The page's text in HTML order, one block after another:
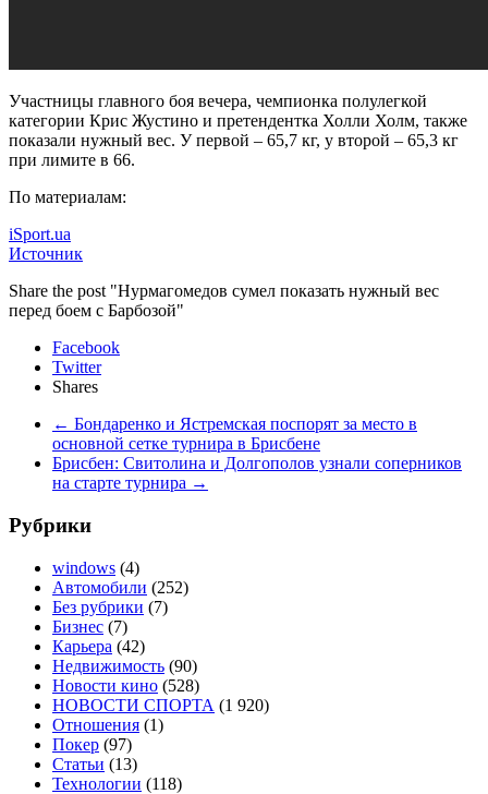
Участницы главного боя вечера, чемпионка полулегкой
категории Крис Жустино и претендентка Холли Холм, также
показали нужный вес. У первой – 65,7 кг, у второй – 65,3 кг
при лимите в 66.
По материалам:
iSport.ua
Источник
Share the post "Нурмагомедов сумел показать нужный вес
перед боем с Барбозой"
Facebook
Twitter
Shares
← Бондаренко и Ястремская поспорят за место в
основной сетке турнира в Брисбене
Брисбен: Свитолина и Долгополов узнали соперников
на старте турнира →
Рубрики
windows (4)
Автомобили (252)
Без рубрики (7)
Бизнес (7)
Карьера (42)
Недвижимость (90)
Новости кино (528)
НОВОСТИ СПОРТА (1 920)
Отношения (1)
Покер (97)
Статьи (13)
Технологии (118)